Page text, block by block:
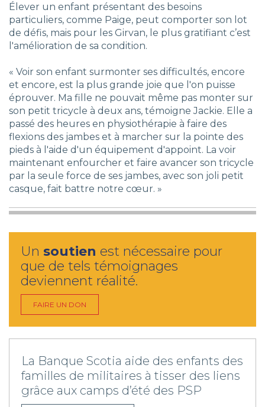
Élever un enfant présentant des besoins
particuliers, comme Paige, peut comporter son lot
de défis, mais pour les Girvan, le plus gratifiant c’est
l'amélioration de sa condition.
« Voir son enfant surmonter ses difficultés, encore
et encore, est la plus grande joie que l'on puisse
éprouver. Ma fille ne pouvait même pas monter sur
son petit tricycle à deux ans, témoigne Jackie. Elle a
passé des heures en physiothérapie à faire des
flexions des jambes et à marcher sur la pointe des
pieds à l'aide d'un équipement d'appoint. La voir
maintenant enfourcher et faire avancer son tricycle
par la seule force de ses jambes, avec son joli petit
casque, fait battre notre cœur. »
Un soutien est nécessaire pour
que de tels témoignages
deviennent réalité.
FAIRE UN DON
La Banque Scotia aide des enfants des
familles de militaires à tisser des liens
grâce aux camps d’été des PSP